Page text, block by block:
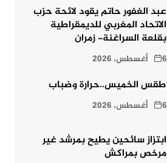
عبد الغفور حاتم يقود لائحة حزب
الاتحاد المغربي للديمقراطية
بقلعة السراغنة- زمران
6 أغسطس، 2026
طقس الخميس..حرارة وضباب
6 أغسطس، 2026
ابتزاز سائحين يطيح بمرشد غير
مرخص بمراكش